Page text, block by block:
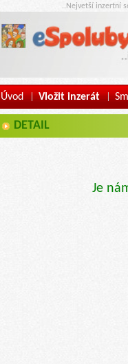
..Nejvetší inzertní
Úvod | Vložit inzerát |
DETAIL
Je